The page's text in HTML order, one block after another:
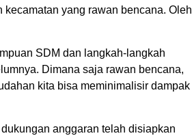
yang rawan bencana. Oleh
SDM dan langkah-langkah
Dimana saja rawan bencana,
kita bisa meminimalisir dampak
anggaran telah disiapkan